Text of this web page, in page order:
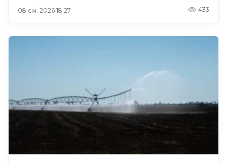
08 січ. 2026 18:27 433